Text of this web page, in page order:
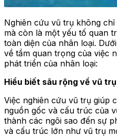
Nghiên cứu vũ trụ không
mà còn là một yếu tố quan
toàn diện của nhân loại.
về tầm quan trọng của việc
phát triển của nhân loại:
Hiểu biết sâu rộng về vũ trụ
Việc nghiên cứu vũ trụ giúp
nguồn gốc và cấu trúc của
thành các ngôi sao đến sự
và cấu trúc lớn như vũ trụ